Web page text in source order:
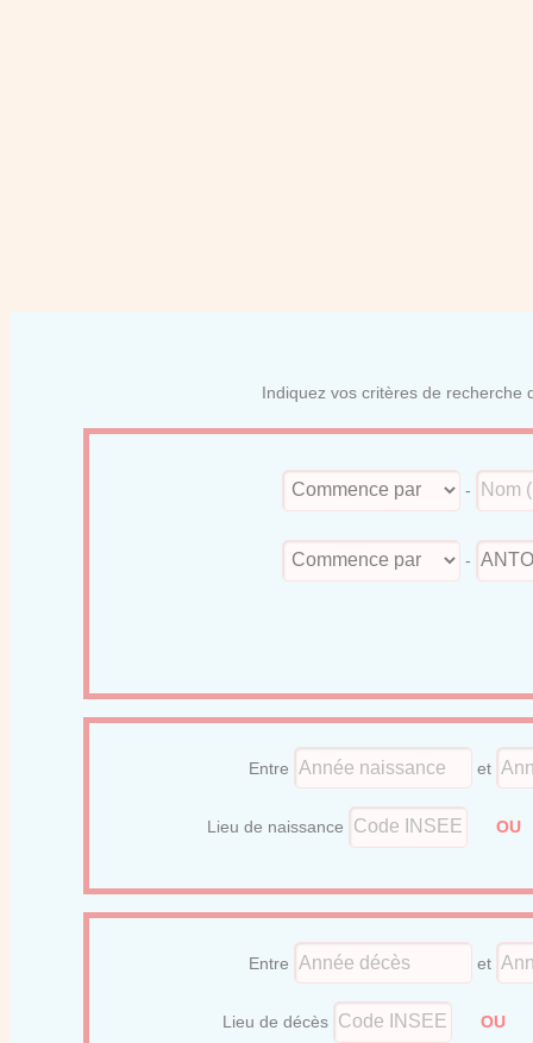
Indiquez vos critères de recherche
-
-
Entre et
Lieu de naissance
Entre et
Lieu de décès OU